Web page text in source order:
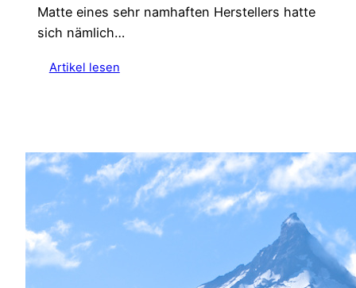
Matte eines sehr namhaften Herstellers hatte
sich nämlich…
Artikel lesen:
n
s